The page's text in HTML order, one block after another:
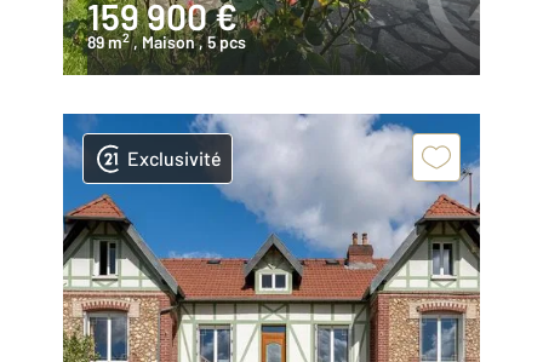
159 900 €
89 m2 , Maison , 5 pcs
Exclusivité